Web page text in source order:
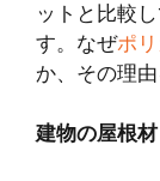
ットと比較
す。なぜポ
か、その理
建物の屋根材